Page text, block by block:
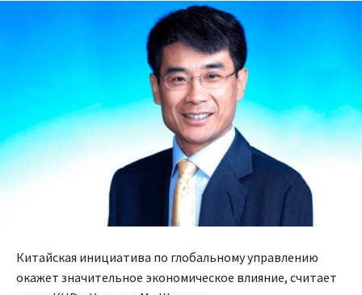
Китайская инициатива по глобальному управлению
окажет значительное экономическое влияние, считает